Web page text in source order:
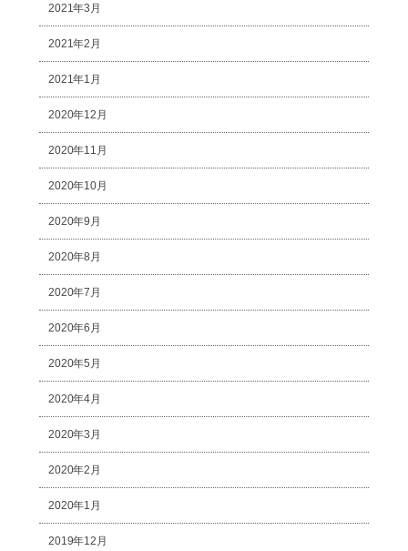
2021年3月
2021年2月
2021年1月
2020年12月
2020年11月
2020年10月
2020年9月
2020年8月
2020年7月
2020年6月
2020年5月
2020年4月
2020年3月
2020年2月
2020年1月
2019年12月